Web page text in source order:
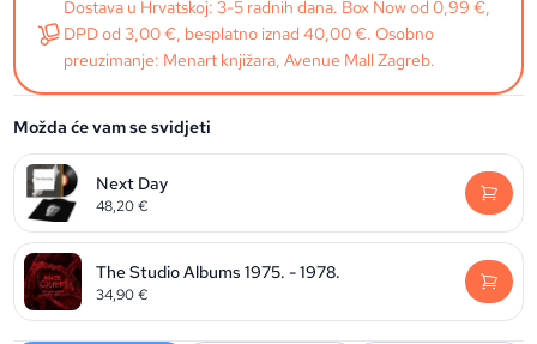
Dostava u Hrvatskoj: 3-5 radnih dana. Box Now od 0,99 €,
DPD od 3,00 €, besplatno iznad 40,00 €. Osobno
preuzimanje: Menart knjižara, Avenue Mall Zagreb.
Možda će vam se svidjeti
Next Day
48,20€
The Studio Albums 1975. - 1978.
34,90€